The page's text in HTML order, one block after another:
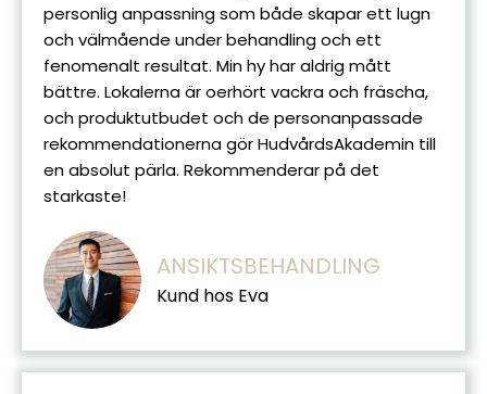
personlig anpassning som både skapar ett lugn
och välmående under behandling och ett
fenomenalt resultat. Min hy har aldrig mått
bättre. Lokalerna är oerhört vackra och fräscha,
och produktutbudet och de personanpassade
rekommendationerna gör HudvårdsAkademin till
en absolut pärla. Rekommenderar på det
starkaste!
ANSIKTSBEHANDLING
Kund hos Eva